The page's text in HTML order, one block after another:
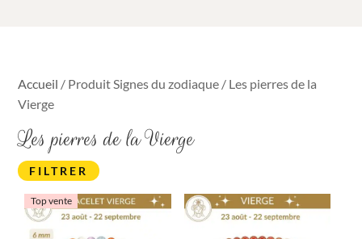
Accueil / Produit Signes du zodiaque / Les pierres de la
Vierge
Les pierres de la Vierge
FILTRER
Top vente